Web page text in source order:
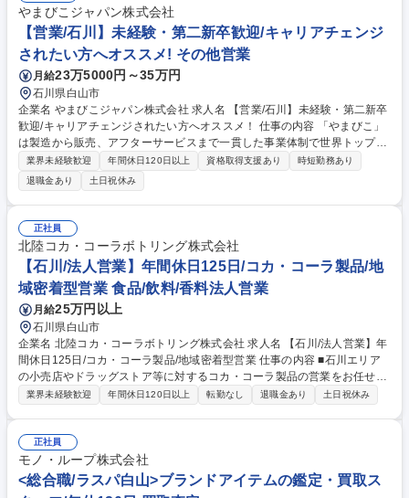
性を向上させます。また、配送先・ルートの調整や運送会社との折衝によ
り配送効率の最大化を図ります。 募集職種 転勤無し【金沢/物流管理】未
経験からキャリアチェンジ/食品包装の専門商社
やまびこジャパン株式会社
【営業/石川】未経験・第二新卒歓迎/キャリアチェンジ
されたい方へオススメ! その他営業
月給23万5000円～35万円
石川県白山市
企業名 やまびこジャパン株式会社 求人名 【営業/石川】未経験・第二新卒
歓迎/キャリアチェンジされたい方へオススメ！ 仕事の内容 「やまびこ」
は製造から販売、アフターサービスまで一貫した事業体制で世界トップレ
ベルの農業機械メーカーです。その販売会社の弊社で、農業用機械・小型
屋外作業機械・産業用機械の営業を担当していただきます。 主に果樹園や
水田で使用される防除機や耕運機、除草機等の農林業機械を、全農や代理
店、ホームセンターに、【製品説明・受注・納入・指導・イベント販売】
の営業からアフタフォローまで一貫してお任せします。当社製品は業界内
でもブランド力があり、かつ地域や用途などニーズに合わせたカスタマイ
ズが強みです。普通の営業ではなく、課題解決しながら提案や顧客との関
係構築できるため、やりがいを感じられます。 募集職種 【営業/石川】未
経験・第二新卒歓迎/キャリアチェンジされたい方へオススメ！
業界未経験歓迎 年間休日120日以上 資格取得支援あり
時短勤務あり
退職金あり
土日祝休み
正社員
北陸コカ・コーラボトリング株式会社
【石川/法人営業】年間休日125日/コカ・コーラ製品/地
域密着型営業 食品/飲料/香料法人営業
月給25万円以上
石川県白山市
企業名 北陸コカ・コーラボトリング株式会社 求人名 【石川/法人営業】年
間休日125日/コカ・コーラ製品/地域密着型営業 仕事の内容 ■石川エリア
の小売店やドラッグストア等に対するコカ・コーラ製品の営業をお任せし
ます。顧客の課題を把握し、最適な商品提案や売り場づくりのサポートを
販売だけでなく、マーケティング手法を活用しながら、店舗の特性や顧客
層に合わせた商品ラインナップの提案、効果的な売り場づくりのサポート
など、クライアントの売上向上につながる提案を行います。また、顧客の
真のニーズを把握し、課題解決を通じて信頼関係を構築していきます。 募
業界未経験歓迎 年間休日120日以上 転勤なし 退職金あり 土日祝休み
正社員
モノ・ループ株式会社
<総合職/ラスパ白山>ブランドアイテムの鑑定・買取ス